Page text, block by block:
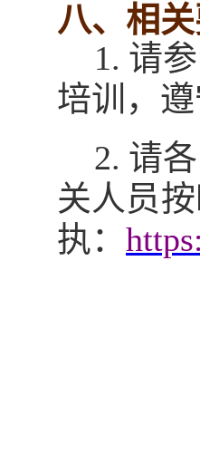
八、 相
1. 请
培训，
2. 请
关人员
执：